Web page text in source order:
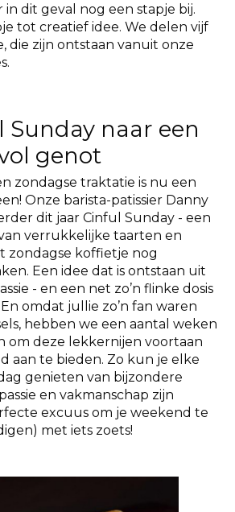
dit geval nog een stapje bij.
tot creatief idee. We delen vijf
die zijn ontstaan vanuit onze
Sunday naar een
genot
zondagse traktatie is nu een
Onze barista-patissier Danny
dit jaar Cinful Sunday - een
verrukkelijke taarten en
zondagse koffietje nog
Een idee dat is ontstaan uit
- en een net zo’n flinke dosis
omdat jullie zo’n fan waren
hebben we een aantal weken
om deze lekkernijen voortaan
aan te bieden. Zo kun je elke
genieten van bijzondere
en vakmanschap zijn
excuus om je weekend te
met iets zoets!